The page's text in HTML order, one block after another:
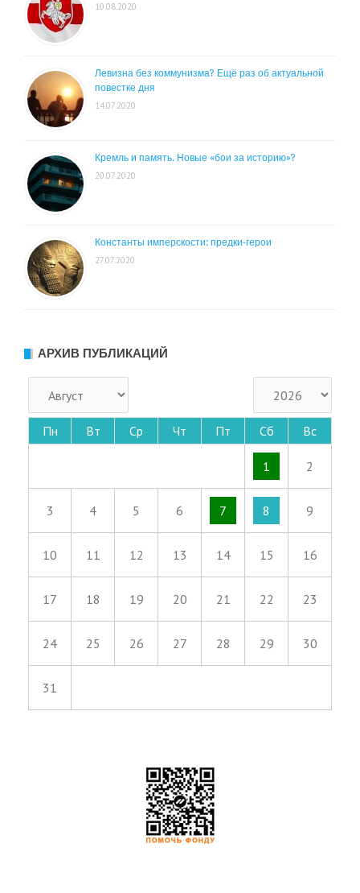
10.08.2020
Левизна без коммунизма? Ещё раз об актуальной
повестке дня
14.07.2020
Кремль и память. Новые «бои за историю»?
20.07.2020
Константы имперскости: предки-герои
27.07.2020
АРХИВ ПУБЛИКАЦИЙ
Пн Вт Ср Чт Пт Сб Вс
1 2
3 4 5 6 7 8 9
10 11 12 13 14 15 16
17 18 19 20 21 22 23
24 25 26 27 28 29 30
31